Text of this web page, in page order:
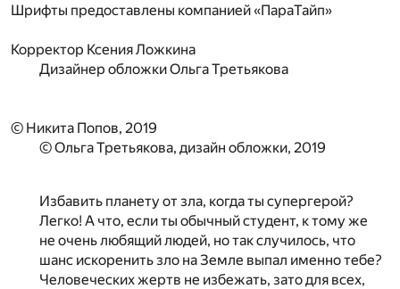
Шрифты предоставлены компанией «ПараТайп»
Корректор Ксения Ложкина
Дизайнер обложкиОльга Третьякова
© Никита Попов, 2019
© Ольга Третьякова, дизайн обложки, 2019
Избавить планету от зла, когда ты супергерой?
Легко! А что, если ты обычный студент, к тому же
не очень любящий людей, но так случилось, что
шанс искоренить зло на Земле выпал именно тебе?
Человеческих жертв не избежать, зато для всех,